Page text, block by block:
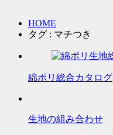
HOME
タグ : マチつき
綿ポリ総合カタログ
生地の組み合わせ